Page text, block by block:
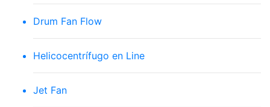
Drum Fan Flow
Helicocentrífugo en Line
Jet Fan